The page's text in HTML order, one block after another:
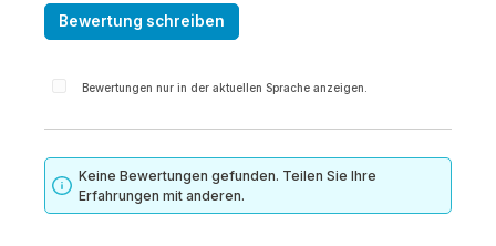
Bewertung schreiben
Bewertungen nur in der aktuellen Sprache anzeigen.
Keine Bewertungen gefunden. Teilen Sie Ihre
Erfahrungen mit anderen.